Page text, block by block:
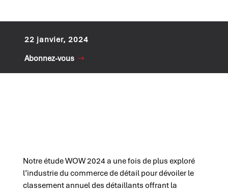
22 janvier, 2024
Abonnez-vous
Notre étude WOW 2024 a une fois de plus exploré
l’industrie du commerce de détail pour dévoiler le
classement annuel des détaillants offrant la